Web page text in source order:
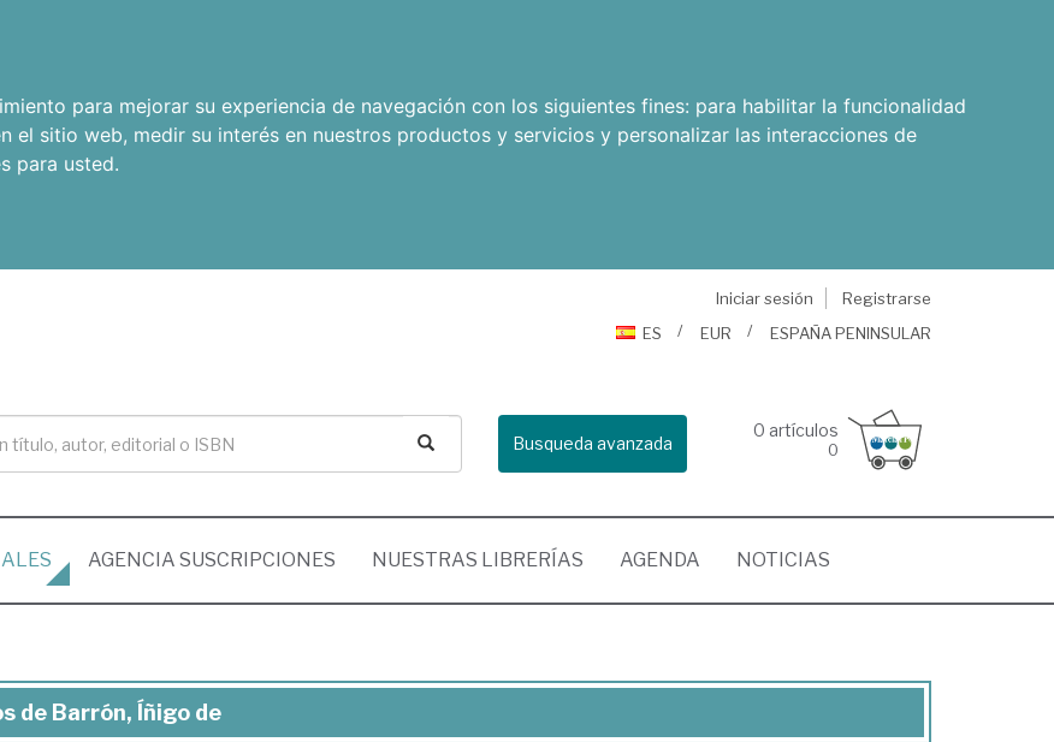
para mejorar su experiencia de navegación con los siguientes fines: para habilitar la funcionalidad
el sitio web, medir su interés en nuestros productos y servicios y personalizar las interacciones de
para usted.
Iniciar sesión
Registrarse
ES
EUR ESPAÑA PENINSULAR
Busqueda avanzada
0 artículos
0
AGENCIA SUSCRIPCIONES NUESTRAS LIBRERÍAS AGENDA NOTICIAS
de Barrón, Íñigo de